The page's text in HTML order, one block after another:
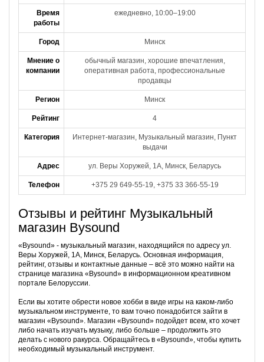
Время
работы
ежедневно, 10:00–19:00
Город Минск
Мнение о
компании
обычный магазин, хорошие впечатления,
оперативная работа, профессиональные
продавцы
Регион Минск
Рейтинг 4
Категория
Интернет-магазин, Музыкальный магазин, Пункт
выдачи
Адрес ул. Веры Хоружей, 1А, Минск, Беларусь
Телефон +375 29 649-55-19, +375 33 366-55-19
Отзывы и рейтинг Музыкальный
магазин Bysound
«Bysound» - музыкальный магазин, находящийся по адресу ул.
Веры Хоружей, 1А, Минск, Беларусь. Основная информация,
рейтинг, отзывы и контактные данные – всё это можно найти на
странице магазина «Bysound» в информационном креативном
портале Белоруссии.
Если вы хотите обрести новое хобби в виде игры на каком-либо
музыкальном инструменте, то вам точно понадобится зайти в
магазин «Bysound». Магазин «Bysound» подойдет всем, кто хочет
либо начать изучать музыку, либо больше – продолжить это
делать с нового ракурса. Обращайтесь в «Bysound», чтобы купить
необходимый музыкальный инструмент.